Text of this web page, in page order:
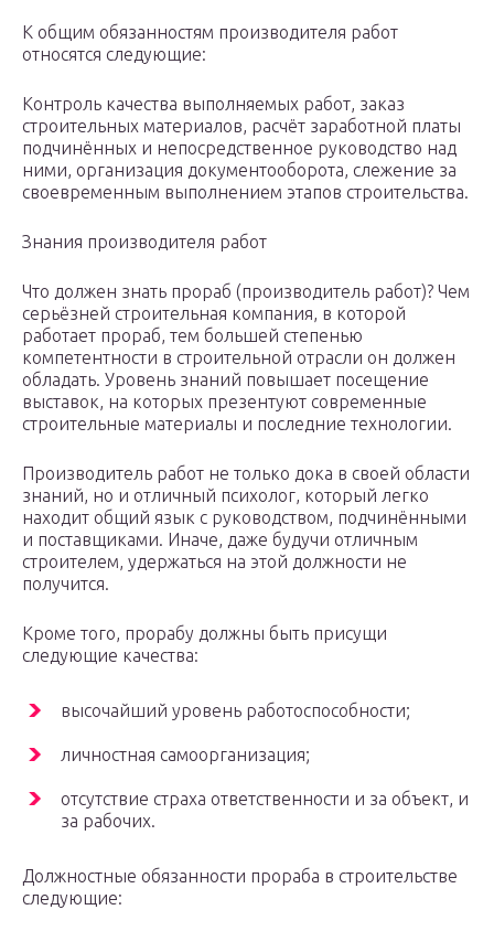
К общим обязанностям производителя работ
относятся следующие:
Контроль качества выполняемых работ, заказ
строительных материалов, расчёт заработной платы
подчинённых и непосредственное руководство над
ними, организация документооборота, слежение за
своевременным выполнением этапов строительства.
Знания производителя работ
Что должен знать прораб (производитель работ)? Чем
серьёзней строительная компания, в которой
работает прораб, тем большей степенью
компетентности в строительной отрасли он должен
обладать. Уровень знаний повышает посещение
выставок, на которых презентуют современные
строительные материалы и последние технологии.
Производитель работ не только дока в своей области
знаний, но и отличный психолог, который легко
находит общий язык с руководством, подчинёнными
и поставщиками. Иначе, даже будучи отличным
строителем, удержаться на этой должности не
получится.
Кроме того, прорабу должны быть присущи
следующие качества:
высочайший уровень работоспособности;
личностная самоорганизация;
отсутствие страха ответственности и за объект, и
за рабочих.
Должностные обязанности прораба в строительстве
следующие: